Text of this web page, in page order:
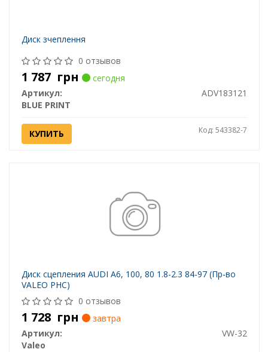
Диск зчеплення
0 отзывов
1 787 грн
сегодня
Артикул:
ADV183121
BLUE PRINT
КУПИТЬ Код: 543382-7
Диск сцепления AUDI A6, 100, 80 1.8-2.3 84-97 (Пр-во
VALEO PHC)
0 отзывов
1 728 грн
завтра
Артикул:
VW-32
Valeo